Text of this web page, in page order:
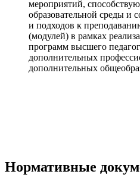
мероприятий,
образовательной среды и
и подходов к
(модулей) в рамках
программ высшего
дополнительных
дополнительных
Нормативные